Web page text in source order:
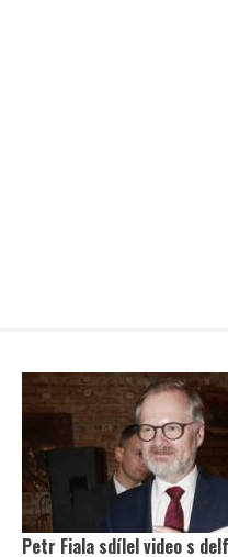
Petr Fiala sdílel video s